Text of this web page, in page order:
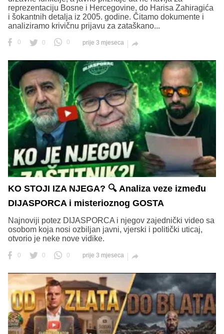
reprezentaciju Bosne i Hercegovine, do Harisa Zahiragića
i šokantnih detalja iz 2005. godine. Čitamo dokumente i
analiziramo krivičnu prijavu za zataškano...
0 0 0 prije 3 mjeseca 
KO STOJI IZA NJEGA? 🔍 Analiza veze između
DIJASPORCA i misterioznog GOSTA
Najnoviji potez DIJASPORCA i njegov zajednički video sa
osobom koja nosi ozbiljan javni, vjerski i politički uticaj,
otvorio je neke nove vidike.
0 0 0 prije 3 mjeseca 